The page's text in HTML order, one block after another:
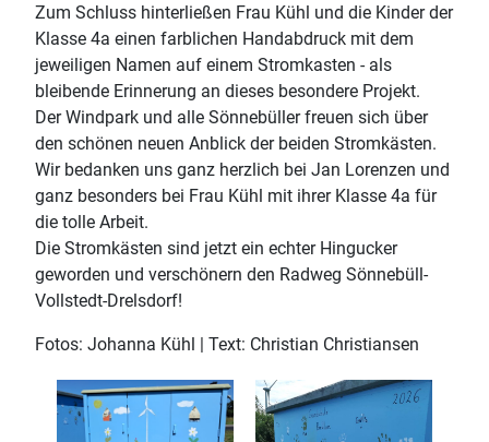
Zum Schluss hinterließen Frau Kühl und die Kinder der
Klasse 4a einen farblichen Handabdruck mit dem
jeweiligen Namen auf einem Stromkasten - als
bleibende Erinnerung an dieses besondere Projekt.
Der Windpark und alle Sönnebüller freuen sich über
den schönen neuen Anblick der beiden Stromkästen.
Wir bedanken uns ganz herzlich bei Jan Lorenzen und
ganz besonders bei Frau Kühl mit ihrer Klasse 4a für
die tolle Arbeit.
Die Stromkästen sind jetzt ein echter Hingucker
geworden und verschönern den Radweg Sönnebüll-
Vollstedt-Drelsdorf!
Fotos: Johanna Kühl | Text: Christian Christiansen